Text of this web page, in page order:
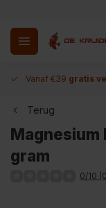
Vanaf €39 gratis
Terug
Magnesium
gram
0/10